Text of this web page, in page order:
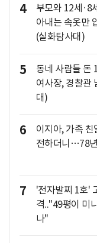
4
부모와 12세·8
아내는 속옷만
(실화탐사대)
5
동네 사람들 돈
여사장, 경찰관
대)
6
이지아, 가족
전하더니…78
7
'전자발찌 1호'
격.."49평이 미
나"